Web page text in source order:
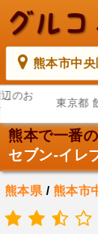
熊本市中央
のお
東京都
熊本で一番
セブン-イレ
熊本県 / 熊本市
.